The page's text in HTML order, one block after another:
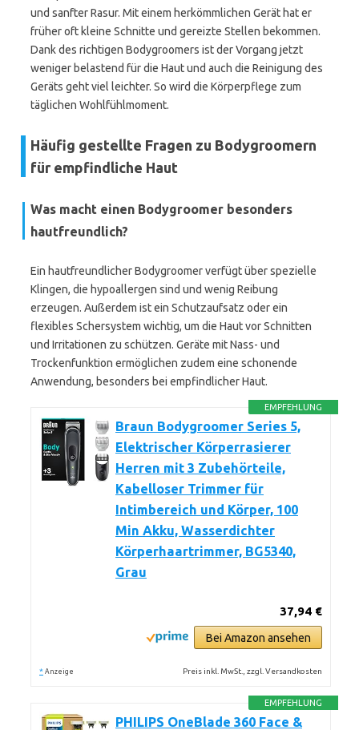
und sanfter Rasur. Mit einem herkömmlichen Gerät hat er
früher oft kleine Schnitte und gereizte Stellen bekommen.
Dank des richtigen Bodygroomers ist der Vorgang jetzt
weniger belastend für die Haut und auch die Reinigung des
Geräts geht viel leichter. So wird die Körperpflege zum
täglichen Wohlfühlmoment.
Häufig gestellte Fragen zu Bodygroomern
für empfindliche Haut
Was macht einen Bodygroomer besonders
hautfreundlich?
Ein hautfreundlicher Bodygroomer verfügt über spezielle
Klingen, die hypoallergen sind und wenig Reibung
erzeugen. Außerdem ist ein Schutzaufsatz oder ein
flexibles Schersystem wichtig, um die Haut vor Schnitten
und Irritationen zu schützen. Geräte mit Nass- und
Trockenfunktion ermöglichen zudem eine schonende
Anwendung, besonders bei empfindlicher Haut.
EMPFEHLUNG
Braun Bodygroomer Series 5,
Elektrischer Körperrasierer
Herren mit 3 Zubehörteile,
Kabelloser Trimmer für
Intimbereich und Körper, 100
Min Akku, Wasserdichter
Körperhaartrimmer, BG5340,
Grau
37,94 €
Bei Amazon ansehen
* Anzeige Preis inkl. MwSt., zzgl. Versandkosten
EMPFEHLUNG
PHILIPS OneBlade 360 Face &